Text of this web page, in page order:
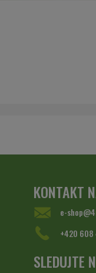
KONTAKT
e-
+420 608
SLEDUJTE